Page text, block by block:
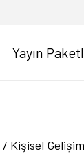
Yayın
/ Kişisel Gelişim